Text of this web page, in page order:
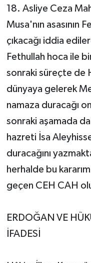
18. Asliye Ceza
Musa'nın asasının
çıkacağı iddia
Fethullah hoca ile
sonraki süreçte de
dünyaya gelerek
namaza duracağı
sonraki aşamada
hazreti İsa
duracağını
herhalde bu
geçen CEH CAH
ERDOĞAN VE
İFADESİ